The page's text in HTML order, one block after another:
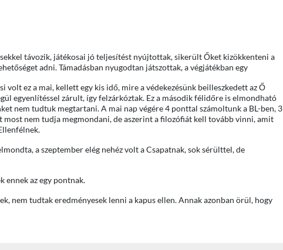
távozik, játékosai jó teljesítést nyújtottak, sikerült Őket kizökkenteni a
adni. Támadásban nyugodtan játszottak, a végjátékban egy
volt ez a mai, kellett egy kis idő, mire a védekezésünk beilleszkedett az Ő
egyenlítéssel zárult, így felzárkóztak. Ez a második félidőre is elmondható
nem tudtuk megtartani. A mai nap végére 4 ponttal számoltunk a BL-ben, 3
most nem tudja megmondani, de aszerint a filozófiát kell tovább vinni, amit
a szeptember elég nehéz volt a Csapatnak, sok sérülttel, de
ennek az egy pontnak.
nem tudtak eredményesek lenni a kapus ellen. Annak azonban örül, hogy